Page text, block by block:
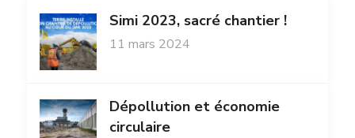
Simi 2023, sacré chantier !
11 mars 2024
Dépollution et économie
circulaire